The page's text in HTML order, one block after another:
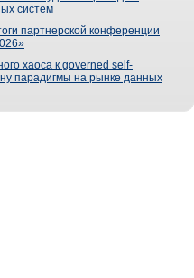
систем
партнерской конференции
хаоса к governed self-
парадигмы на рынке данных